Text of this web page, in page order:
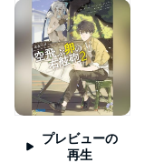
プレビューの
再生